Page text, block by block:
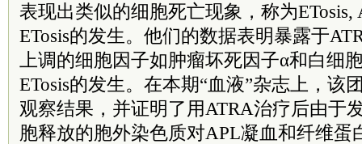
表现出类似的细胞死亡现象，称为ETosis,
ETosis的发生。他们的数据表明暴露于
上调的细胞因子如肿瘤坏死因子α和白细
ETosis的发生。在本期“血液”杂志上，该
观察结果，并证明了用ATRA治疗后由于
胞释放的胞外染色质对APL凝血和纤维蛋